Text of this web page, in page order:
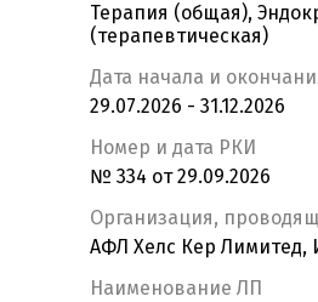
Терапия (общая),
(терапевтическая)
Дата начала и
29.07.2026 - 31.12.2026
Номер и дата РКИ
№ 334 от 29.09.2026
Организация,
АФЛ Хелс Кер Лимитед,
Наименование ЛП